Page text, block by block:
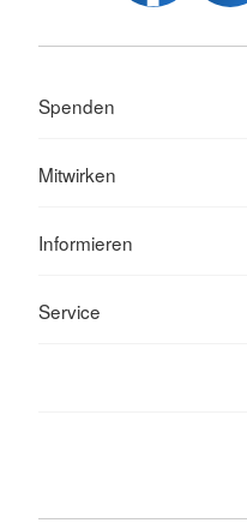
Spenden
Mitwirken
Informieren
Service